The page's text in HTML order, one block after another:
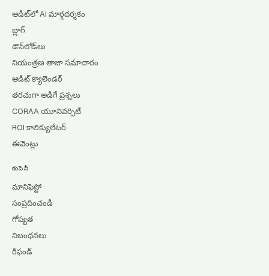
ఆడిట్‌లో AI మార్గదర్శకం
బ్లాగ్
డౌన్‌లోడ్‌లు
నియంత్రణ తాజా సమాచారం
ఆడిట్ క్యాలెండర్
తరచుగా అడిగే ప్రశ్నలు
CORAA యూనివర్సిటీ
ROI కాలిక్యులేటర్
ఈవెంట్లు
కంపెనీ
మానిఫెస్టో
సంప్రదించండి
గోప్యత
నిబంధనలు
రీఫండ్